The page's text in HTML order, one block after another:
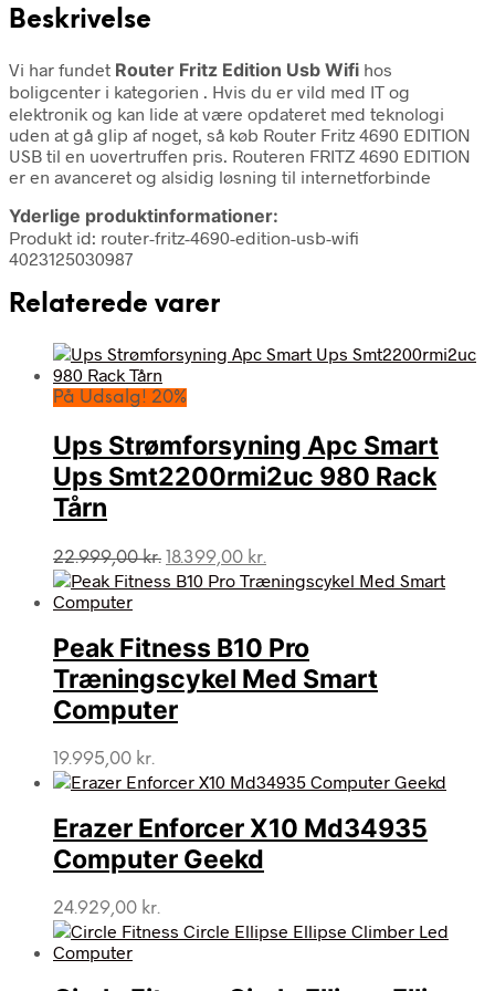
Beskrivelse
Vi har fundet Router Fritz Edition Usb Wifi hos
boligcenter i kategorien . Hvis du er vild med IT og
elektronik og kan lide at være opdateret med teknologi
uden at gå glip af noget, så køb Router Fritz 4690 EDITION
USB til en uovertruffen pris. Routeren FRITZ 4690 EDITION
er en avanceret og alsidig løsning til internetforbinde
Yderlige produktinformationer:
Produkt id: router-fritz-4690-edition-usb-wifi
4023125030987
Relaterede varer
På Udsalg! 20%
Ups Strømforsyning Apc Smart
Ups Smt2200rmi2uc 980 Rack
Tårn
22.999,00kr. Den
oprindelige
22.999,00 kr..
18.399,00 kr.
aktuelle
18.399,00 kr..
Peak Fitness B10 Pro
Træningscykel Med Smart
Computer
19.995,00 kr.
Erazer Enforcer X10 Md34935
Computer Geekd
24.929,00 kr.